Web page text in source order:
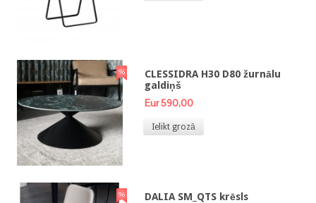
CLESSIDRA H30 D80 žurnālu
galdiņš
Eur 590,00
Ielikt grozā
DALIA SM_QTS krēsls